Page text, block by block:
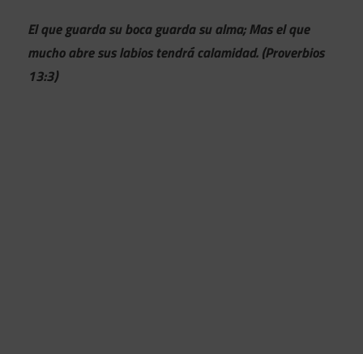
El que guarda su boca guarda su alma; Mas el que
mucho abre sus labios tendrá calamidad. (Proverbios
13:3)